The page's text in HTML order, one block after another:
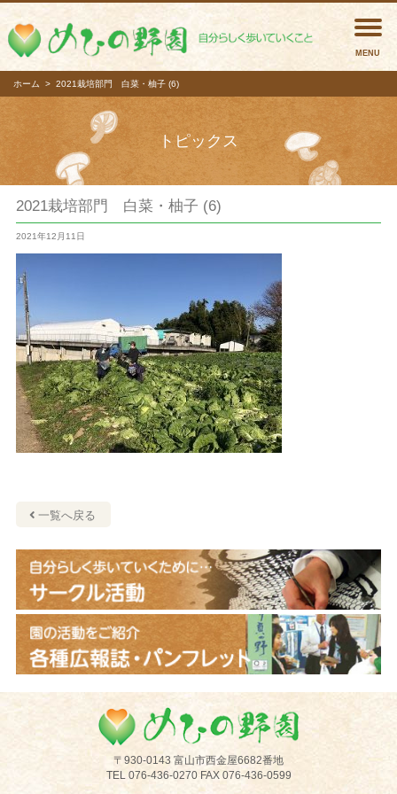
めひ
ホーム 2021栽培部門 白菜・柚子 (6)
トピックス
2021栽培部門 白菜・柚子 (6)
2021年12月11日
一覧へ戻る
〒930-0143 富山市西金屋6682番地
TEL 076-436-0270 FAX 076-436-0599